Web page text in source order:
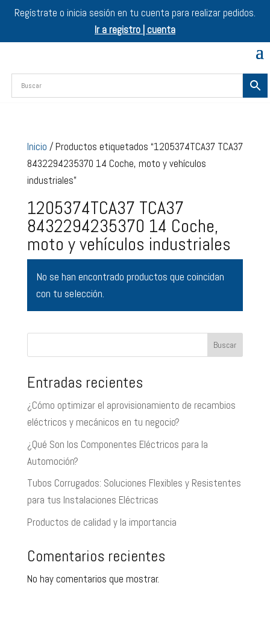
Regístrate o inicia sesión en tu cuenta para realizar pedidos.
Ir a registro | cuenta
Inicio / Productos etiquetados “1205374TCA37 TCA37
8432294235370 14 Coche, moto y vehículos
industriales”
1205374TCA37 TCA37
8432294235370 14 Coche,
moto y vehículos industriales
No se han encontrado productos que coincidan
con tu selección.
Buscar
Entradas recientes
¿Cómo optimizar el aprovisionamiento de recambios
eléctricos y mecánicos en tu negocio?
¿Qué Son los Componentes Eléctricos para la
Automoción?
Tubos Corrugados: Soluciones Flexibles y Resistentes
para tus Instalaciones Eléctricas
Productos de calidad y la importancia
Comentarios recientes
No hay comentarios que mostrar.